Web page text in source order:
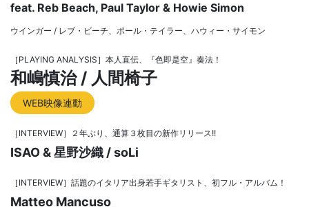
feat. Reb Beach, Paul Taylor & Howie Simon
ウインガー / レブ・ビーチ、ポール・テイラー、ハウィー・サイモン
［PLAYING ANALYSIS］本人直伝、『色即是空』奏法！
和嶋慎治 / 人間椅子
WEB映像連動
［INTERVIEW］２年ぶり、通算３枚目の新作リリース!!
ISAO & 星野沙織 / soLi
［INTERVIEW］話題のイタリア出身若手ギタリスト、初フル・アルバム！
Matteo Mancuso